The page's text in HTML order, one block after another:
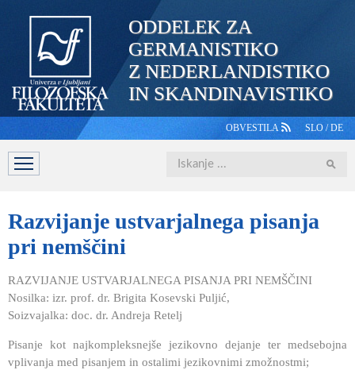
ODDELEK ZA
GERMANISTIKO
Z NEDERLANDISTIKO
IN SKANDINAVISTIKO
OBVESTILA SLO /DE
DOMOV ŠTUDIJ
Iskanje
Razvijanje ustvarjalnega pisanja
pri nemščini
RAZVIJANJE USTVARJALNEGA PISANJA PRI NEMŠČINI
Nosilka: izr. prof. dr. Brigita Kosevski Puljić,
Soizvajalka: doc. dr. Andreja Retelj
Pisanje kot najkompleksnejše jezikovno dejanje ter medsebojna
vplivanja med pisanjem in ostalimi jezikovnimi zmožnostmi;